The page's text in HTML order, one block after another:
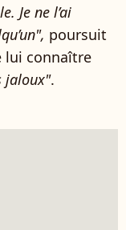
Je ne l’ai
poursuit
lui connaître
jaloux".